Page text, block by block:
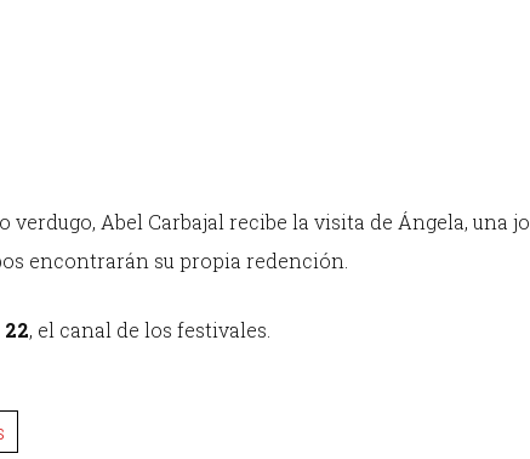
verdugo, Abel Carbajal recibe la visita de Ángela, una
encontrarán su propia redención.
, el canal de los festivales.